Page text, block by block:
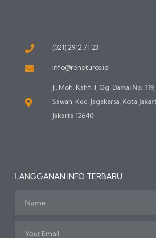
(021) 2912 71 23
info@reneturos.id
Jl. Moh. Kahfi II, Gg. Damai No.
Sawah, Kec. Jagakarsa, Kota
Jakarta 12640
LANGGANAN INFO TERBARU